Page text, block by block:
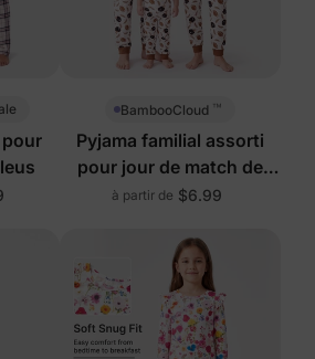
BambooCloud ™
Pyjama familial assorti
pour jour de match de
football
à partir de $6.99